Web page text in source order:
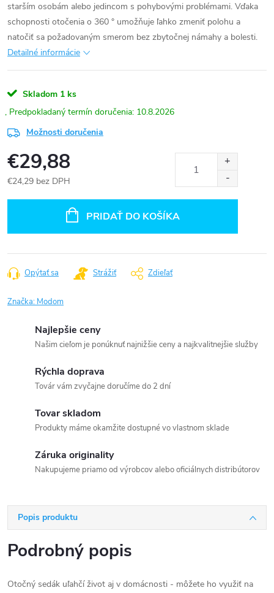
starším osobám alebo jedincom s pohybovými problémami. Vďaka
schopnosti otočenia o 360 ° umožňuje ľahko zmeniť polohu a
natočiť sa požadovaným smerom bez zbytočnej námahy a bolesti.
Detailné informácie
Skladom 1 ks
10.8.2026
Možnosti doručenia
€29,88
€24,29 bez DPH
PRIDAŤ DO KOŠÍKA
Opýtať sa Strážiť Zdieľať
Značka: Modom
Najlepšie ceny
Našim cieľom je ponúknuť najnižšie ceny a najkvalitnejšie služby
Rýchla doprava
Továr vám zvyčajne doručíme do 2 dní
Tovar skladom
Produkty máme okamžite dostupné vo vlastnom sklade
Záruka originality
Nakupujeme priamo od výrobcov alebo oficiálnych distribútorov
Popis produktu
Podrobný popis
Otočný sedák uľahčí život aj v domácnosti - môžete ho využiť na